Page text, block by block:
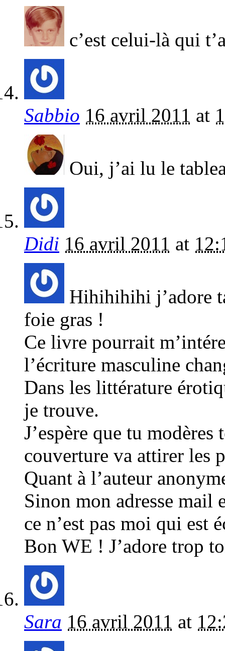
c’est celui-là qui
Sabbio 16 avril 2011 at
Oui, j’ai lu le
Didi 16 avril 2011 at
Hihihihihi j’adore
foie gras !
Ce livre pourrait
l’écriture masculine
Dans les littérature
je trouve.
J’espère que tu
couverture va attirer les
Quant à l’auteur
Sinon mon adresse mail
ce n’est pas moi qui est
Bon WE ! J’adore trop
Sara 16 avril 2011 at